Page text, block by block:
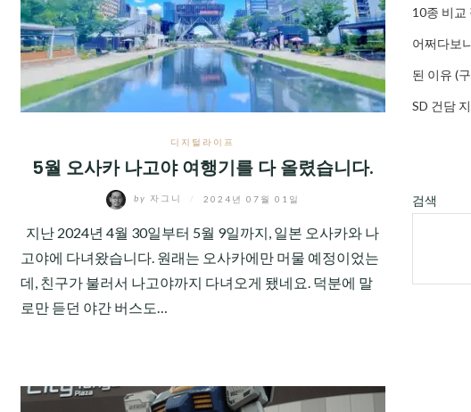
디지털라이프
5월 오사카 나고야 여행기를 다 올렸습니다.
by 자그니 2024년 07월 01일
지난 2024년 4월 30일부터 5월 9일까지, 일본 오사카와 나
고야에 다녀왔습니다. 원래는 오사카에만 머물 예정이었는
데, 친구가 불러서 나고야까지 다녀오게 됐네요. 덕분에 말
로만 듣던 야간 버스도…
10종 비교
어쩌다보
된 이유 (
SD 건담
검색